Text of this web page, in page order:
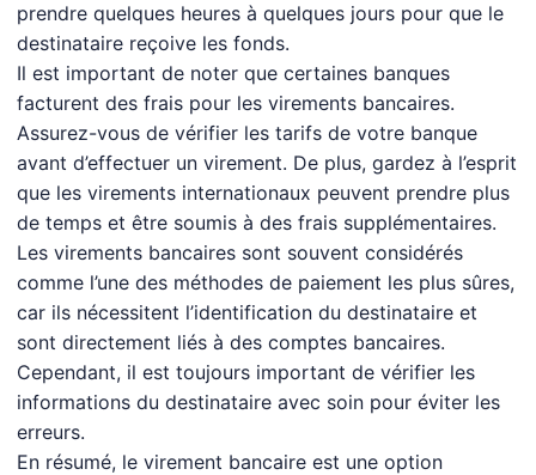
prendre quelques heures à quelques jours pour que le
destinataire reçoive les fonds.
Il est important de noter que certaines banques
facturent des frais pour les virements bancaires.
Assurez-vous de vérifier les tarifs de votre banque
avant d’effectuer un virement. De plus, gardez à l’esprit
que les virements internationaux peuvent prendre plus
de temps et être soumis à des frais supplémentaires.
Les virements bancaires sont souvent considérés
comme l’une des méthodes de paiement les plus sûres,
car ils nécessitent l’identification du destinataire et
sont directement liés à des comptes bancaires.
Cependant, il est toujours important de vérifier les
informations du destinataire avec soin pour éviter les
erreurs.
En résumé, le virement bancaire est une option